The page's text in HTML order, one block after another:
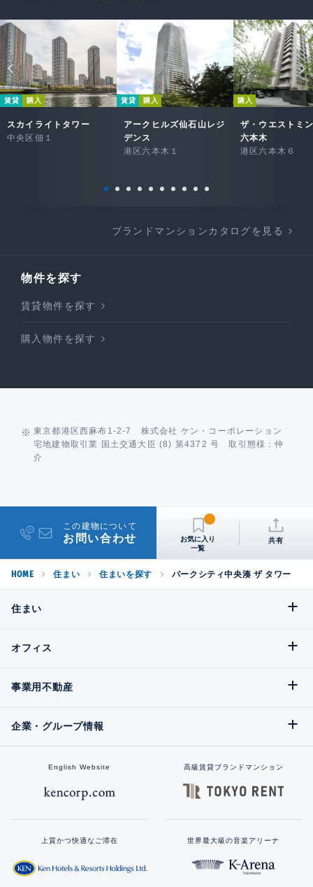
賃貸 購入
スカイライトタワー
中央区佃１
賃貸 購入
アークヒルズ仙石山レジ
デンス
港区六本木１
購入
ザ・ウエストミ
六本木
港区六本木６
ブランドマンションカタログを見る
物件を探す
賃貸物件を探す
購入物件を探す
東京都港区西麻布1-2-7 株式会社 ケン・コーポレーション
宅地建物取引業 国土交通大臣 (8) 第4372 号 取引態様：仲
介
この建物について
お問い合わせ 共有
HOME 住まい 住まいを探す パークシティ中央湊 ザ タワー
住まい
オフィス
事業用不動産
企業・グループ情報
English Website 高級賃貸ブランドマンション
上質かつ快適なご滞在 世界最大級の音楽アリーナ